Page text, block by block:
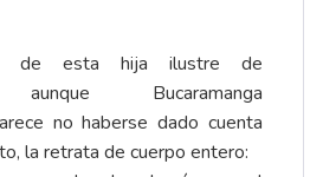
de esta hija ilustre de
aunque Bucaramanga
no haberse dado cuenta
la retrata de cuerpo entero: